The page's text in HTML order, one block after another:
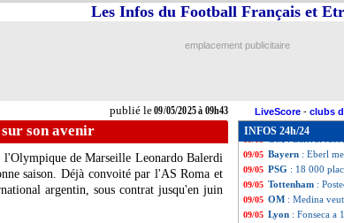
publié le09/05/2025 à 09h43
Les Infos du Football Français et
emplacement publicitaire
LiveScore - clubs
son avenir
l'Olympique de Marseille Leonardo Balerdi
saison. Déjà convoité par l'AS Roma et
argentin, sous contrat jusqu'en juin
INFOS 24h/24
09/05 Lyon: Textor, la
09/05 PSG: Hakimi, les
09/05 Lyon
09/05 Bayern : Gnabry
09/05 PSG: le repos ?
: Balerdi
09/05 Bayern : Eberl
09/05 PSG : 18 000
09/05 Tottenham :
09/05 OM : Medina
09/05 Lyon : Fonseca a